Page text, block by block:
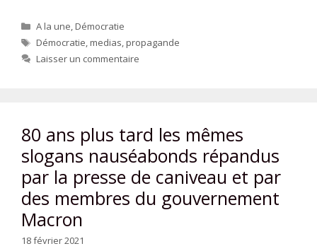
Catégories
A la une,Démocratie
Étiquettes
Démocratie,medias,propagande
Laisser un commentaire
80 ans plus tard les mêmes
slogans nauséabonds répandus
par la presse de caniveau et par
des membres du gouvernement
Macron
18 février 2021